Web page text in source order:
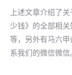
上述文章介绍了
少钱》的全部相
等，另外有马六
系我们的微信微信